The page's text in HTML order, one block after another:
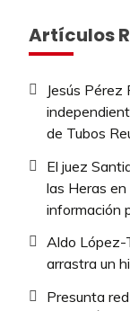
Artículos
Jesús Pérez
de Tubos
El juez
las Heras
información
Aldo López-
arrastra un
Presunta